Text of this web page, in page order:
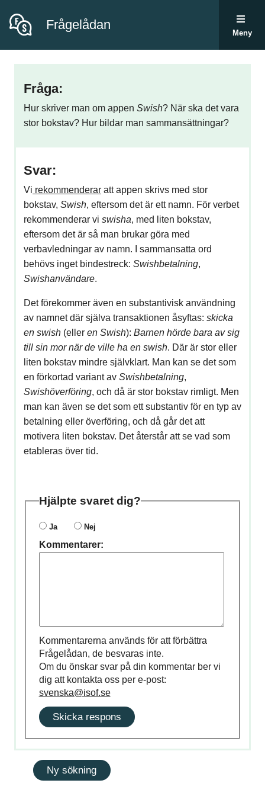
Frågelådan
Meny
Fråga:
Hur skriver man om appen Swish? När ska det vara
stor bokstav? Hur bildar man sammansättningar?
Svar:
Vi rekommenderaratt appen skrivs med stor
bokstav, Swish, eftersom det är ett namn. För verbet
rekommenderar vi swisha, med liten bokstav,
eftersom det är så man brukar göra med
verbavledningar av namn. I sammansatta ord
behövs inget bindestreck: Swishbetalning,
Swishanvändare.
Det förekommer även en substantivisk användning
av namnet där själva transaktionen åsyftas: skicka
en swish(eller en Swish): Barnen hörde bara av sig
till sin mor när de ville ha en swish. Där är stor eller
liten bokstav mindre självklart. Man kan se det som
en förkortad variant av Swishbetalning,
Swishöverföring, och då är stor bokstav rimligt. Men
man kan även se det som ett substantiv för en typ av
betalning eller överföring, och då går det att
motivera liten bokstav. Det återstår att se vad som
etableras över tid.
Hjälpte svaret dig?
Ja Nej
Kommentarer:
Kommentarerna används för att förbättra
Frågelådan, de besvaras inte.
Om du önskar svar på din kommentar ber vi
dig att kontakta oss per e-post:
svenska@isof.se
Skicka respons